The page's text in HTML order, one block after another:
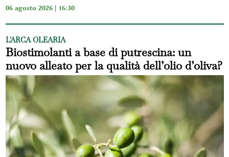
06 agosto 2026 | 16:30
L'ARCA OLEARIA
Biostimolanti a base di putrescina: un
nuovo alleato per la qualità dell’olio d’oliva?